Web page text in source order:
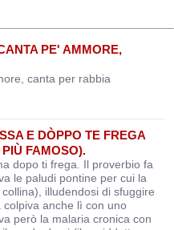
PE' AMMORE,
canta per rabbia
E DÒPPO TE FREGA
FAMOSO).
dopo ti frega. Il proverbio fa
le paludi pontine per cui la
illudendosi di sfuggire
anche lì con uno
però la malaria cronica con